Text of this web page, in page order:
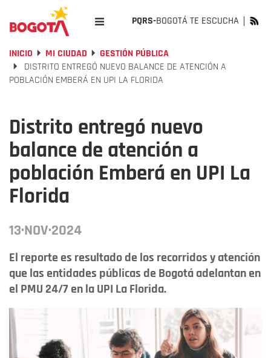
PQRS-BOGOTÁ TE ESCUCHA
INICIO MI CIUDAD
GESTIÓN PÚBLICA
DISTRITO ENTREGÓ NUEVO BALANCE DE ATENCIÓN A
POBLACIÓN EMBERÁ EN UPI LA FLORIDA
Distrito entregó nuevo
balance de atención a
población Emberá en UPI La
Florida
13·NOV·2024
El reporte es resultado de los recorridos y atención
que las entidades públicas de Bogotá adelantan en
el PMU 24/7 en la UPI La Florida.